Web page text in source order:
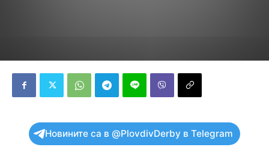
Новините са в @PlovdivDerby в Telegram